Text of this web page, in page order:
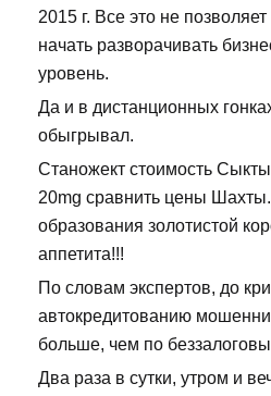
2015 г. Все это не
начать разворачивать
уровень.
Да и в дистанционных
обыгрывал.
Станожект стоимость
20mg сравнить цены
образования золотистой
аппетита!!!
По словам экспертов, до
автокредитованию
больше, чем по
Два раза в сутки, утром и